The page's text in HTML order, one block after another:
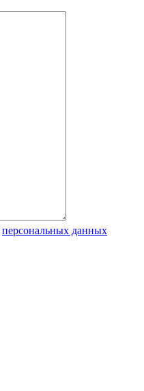
персональных данных